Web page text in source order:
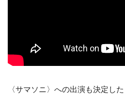
〈サマソニ 〉への出演も決定した